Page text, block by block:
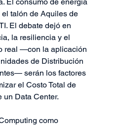
talón de Aquiles de
El debate dejó en
la resiliencia y el
real —con la aplicación
de Distribución
serán los factores
el Costo Total de
un Data Center.
como